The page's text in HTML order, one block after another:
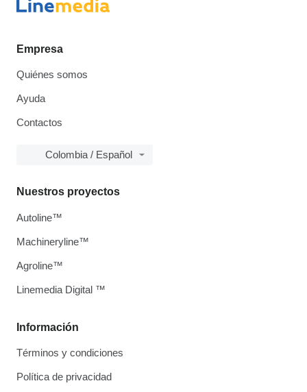
Empresa
Quiénes somos
Ayuda
Contactos
Colombia / Español
Información
Términos y condiciones
Política de privacidad
Nuestros proyectos
Autoline™
Machineryline™
Agroline™
Linemedia Digital ™